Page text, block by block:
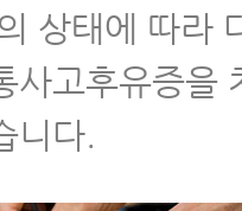
상태에 따라
사고후유증을
니다.